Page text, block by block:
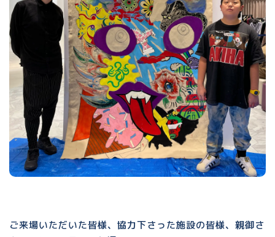
ご来場いただいた皆様、協力下さった施設の皆様、親御さ